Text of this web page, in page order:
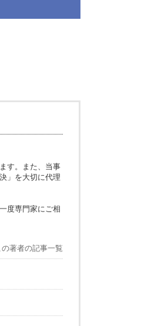
にしようとすることもあります。
きます。
賀で「迅速な解決」を大切に代理
え込まず、ぜひ一度専門家にご相